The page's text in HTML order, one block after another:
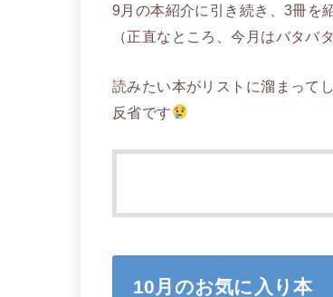
9月の本紹介に引き続き、3冊を
（正直なところ、今月はバタバ
読みたい本がリストに溜まって
反省です
10月のお気に入り本